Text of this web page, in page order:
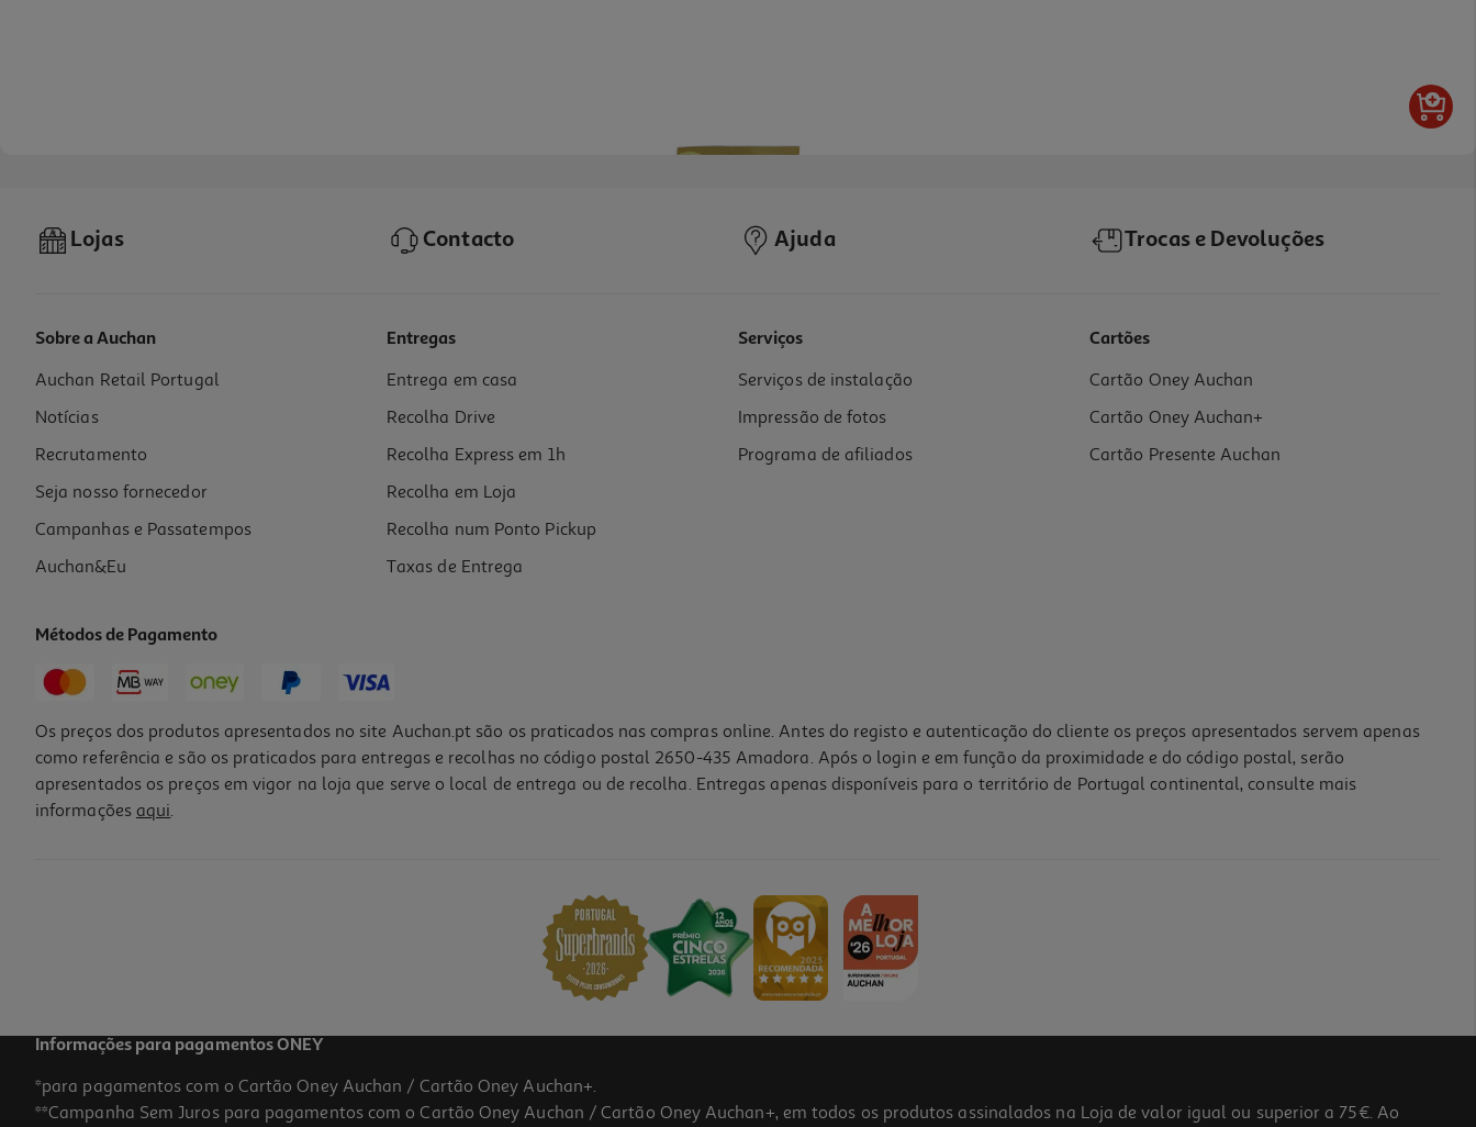
Cajú De Moçambique Mozanuts Crú 200 G
19.95 €/Kg
3,99 €
Lojas Contacto Ajuda Trocas e Devoluções
Sobre a Auchan
Auchan Retail Portugal
Notícias
Recrutamento
Seja nosso fornecedor
Campanhas e Passatempos
Auchan&Eu
Entregas
Entrega em casa
Recolha Drive
Recolha Express em 1h
Recolha em Loja
Recolha num Ponto Pickup
Taxas de Entrega
Serviços
Serviços de instalação
Impressão de fotos
Programa de afiliados
Cartões
Cartão Oney Auchan
Cartão Oney Auchan+
Cartão Presente Auchan
Métodos de Pagamento
Os preços dos produtos apresentados no site Auchan.pt são os praticados nas compras online. Antes do registo e autenticação do cliente os preços apresentados servem apenas
como referência e são os praticados para entregas e recolhas no código postal 2650-435 Amadora. Após o login e em função da proximidade e do código postal, serão
apresentados os preços em vigor na loja que serve o local de entrega ou de recolha. Entregas apenas disponíveis para o território de Portugal continental, consulte mais
informações aqui.
Informações para pagamentos ONEY
*para pagamentos com o Cartão Oney Auchan / Cartão Oney Auchan+.
**Campanha Sem Juros para pagamentos com o Cartão Oney Auchan / Cartão Oney Auchan+, em todos os produtos assinalados na Loja de valor igual ou superior a 75€. Ao